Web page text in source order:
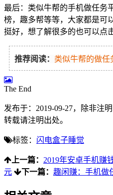
最后：类似牛帮的手机做任务
榜，趣多帮等等，大家都是可
挺好，想了解很多的也可以点
推荐阅读： 类似牛帮的做任
The End
发布于：2019-09-27，除非注
转载请注明出处。
标签： 闪电盒子睡觉
上一篇： 2019年安卓手机赚
元
下一篇： 趣闲赚：手机做